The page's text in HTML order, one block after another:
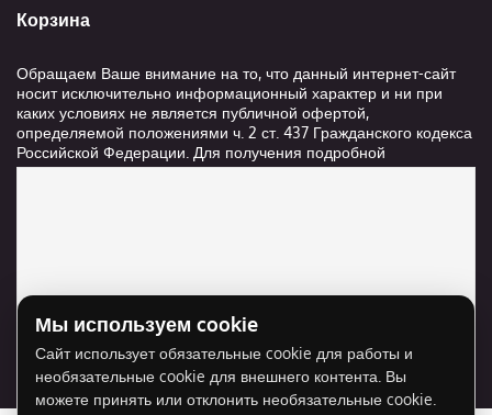
Корзина
Обращаем Ваше внимание на то, что данный интернет-сайт
носит исключительно информационный характер и ни при
каких условиях не является публичной офертой,
определяемой положениями ч. 2 ст. 437 Гражданского кодекса
Российской Федерации. Для получения подробной
информации о стоимости и сроках выполнения услуг,
Для отображения карты нужно разрешить
использование cookie для внешнего контента.
Разрешить cookie
Мы используем cookie
Сайт использует обязательные cookie для работы и
необязательные cookie для внешнего контента. Вы
можете принять или отклонить необязательные cookie.